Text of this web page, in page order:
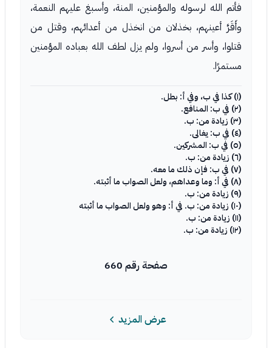
فأتم الله لرسوله والمؤمنين، المنة، وأسبغ عليهم النعمة،
وأَقَرَّ أعينهم، بخذلان من انخذل من أعدائهم، وقتل من
قتلوا، وأسر من أسروا، ولم يزل لطف الله بعباده المؤمنين
مستمرًا.
(١) كذا في ب، وفي أ: بطل.
(٢) في ب: المنافع.
(٣) زيادة من: ب.
(٤) في ب: يغالى.
(٥) في ب: المشركين.
(٦) زيادة من: ب.
(٧) في ب: فإن ذلك ما معه.
(٨) في أ: وما وعداهم، ولعل الصواب ما أثبته.
(٩) زيادة من: ب.
(١٠) زيادة من: ب. في أ: وهو ولعل الصواب ما أثبته
(١١) زيادة من: ب.
(١٢) زيادة من: ب.
صفحة رقم 660
عرض المزيد